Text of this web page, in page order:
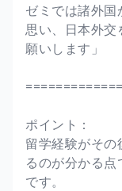
ゼミでは諸外国
思い、日本外交
願いします」
ポイント：
留学経験がそ
るのが分かる
です。